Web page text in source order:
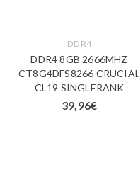
DDR4
DDR4 8GB 2666MHZ
CT8G4DFS8266 CRUCIAL
CL19 SINGLERANK
39,96€